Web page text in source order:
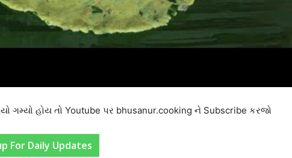
ગમ્યો હોય તો Youtube પર bhusanur.cooking ને Subscribe કરજો
For Daily Updates